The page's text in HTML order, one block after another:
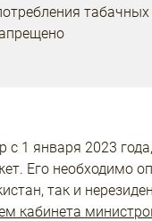
с 1 января 2023
Его необходимо
так и
кабинета